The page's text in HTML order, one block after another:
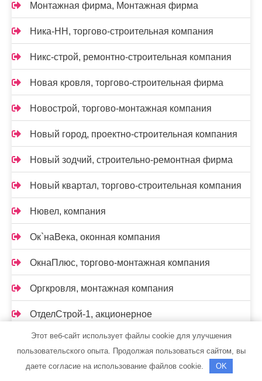
Монтажная фирма, Монтажная фирма
Ника-НН, торгово-строительная компания
Никс-строй, ремонтно-строительная компания
Новая кровля, торгово-строительная фирма
Новострой, торгово-монтажная компания
Новый город, проектно-строительная компания
Новый зодчий, строительно-ремонтная фирма
Новый квартал, торгово-строительная компания
Нювел, компания
Ок`наВека, оконная компания
ОкнаПлюс, торгово-монтажная компания
Оргкровля, монтажная компания
ОтделСтрой-1, акционерное
Пантеон, торгово-строительная компания
Этот веб-сайт использует файлы cookie для улучшения
пользовательского опыта. Продолжая пользоваться сайтом, вы
даете согласие на использование файлов cookie.
OK